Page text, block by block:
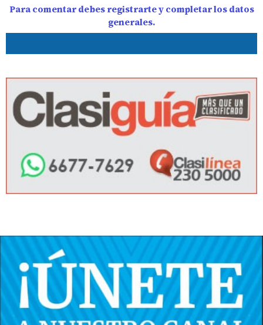
Para comentar debes registrarte y completar los datos
generales.